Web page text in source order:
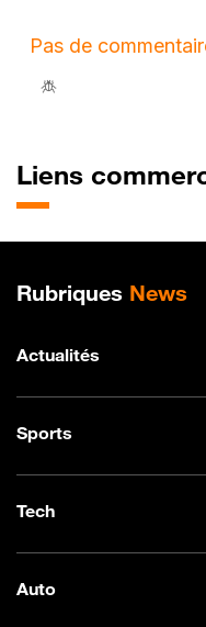
Liens
Plan de site
Rubriques News
Actualités
Sports
Tech
Auto